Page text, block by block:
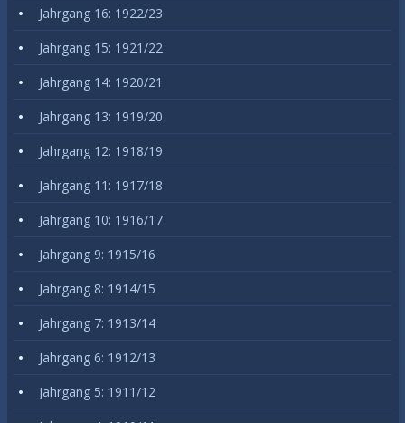
Jahrgang 16: 1922/23
Jahrgang 15: 1921/22
Jahrgang 14: 1920/21
Jahrgang 13: 1919/20
Jahrgang 12: 1918/19
Jahrgang 11: 1917/18
Jahrgang 10: 1916/17
Jahrgang 9: 1915/16
Jahrgang 8: 1914/15
Jahrgang 7: 1913/14
Jahrgang 6: 1912/13
Jahrgang 5: 1911/12